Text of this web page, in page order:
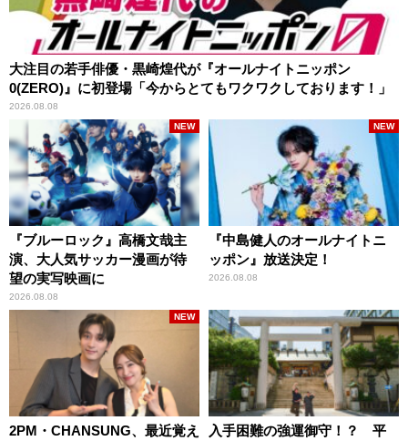
大注目の若手俳優・黒崎煌代が『オールナイトニッポン
0(ZERO)』に初登場「今からとてもワクワクしております！」
2026.08.08
『ブルーロック』高橋文哉主
演、大人気サッカー漫画が待
望の実写映画に
2026.08.08
NEW
『中島健人のオールナイトニ
ッポン』放送決定！
2026.08.08
NEW
2PM・CHANSUNG、最近覚え
NEW
入手困難の強運御守！？ 平